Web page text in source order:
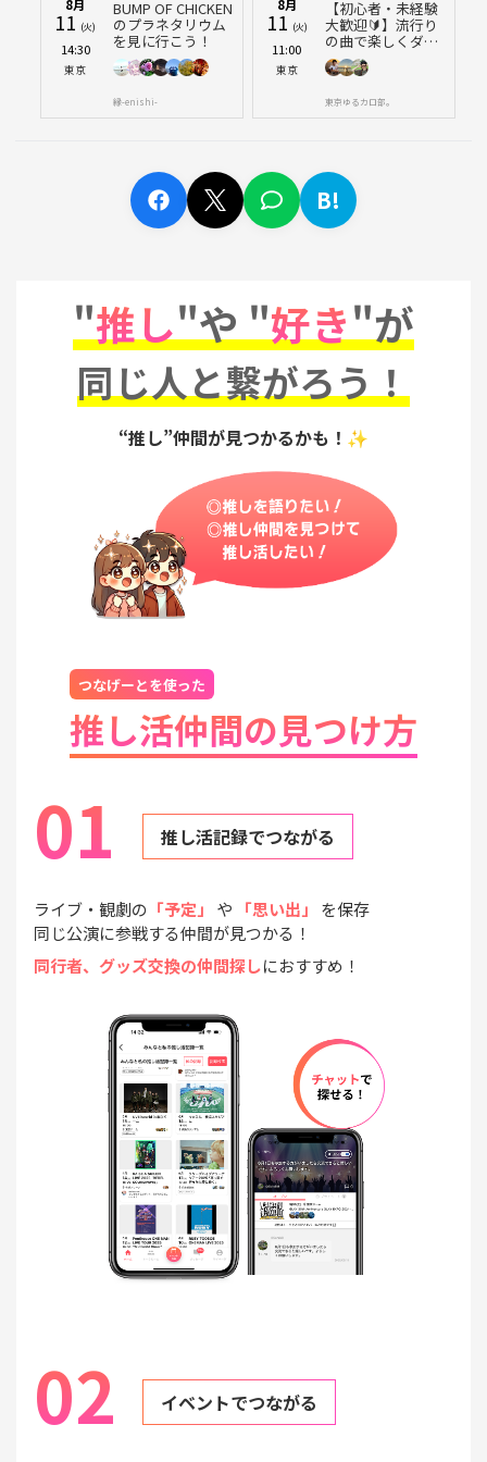
8月
11 (火)
14:30
東京
BUMP OF CHICKEN
のプラネタリウム
を見に行こう！
縁-enishi-
8月
11 (火)
11:00
東京
【初心者・未経験
大歓迎🔰】流行り
の曲で楽しくダン
ス🔥 M!LK「アイド
ルパワー」踊って
東京ゆるカロ部。
B!
"推し"や "好き"が
同じ人と繋がろう！
“推し”仲間が見つかるかも！✨
つなげーとを使った
推し活仲間の見つけ方
01 推し活記録でつながる
ライブ・観劇の 「予定」 や 「思い出」
を保存
同じ公演に参戦する仲間が見つかる！
同行者、グッズ交換の仲間探しにおすすめ！
02 イベントでつながる